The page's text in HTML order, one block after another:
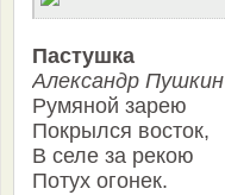
Пастушка
Александр Пушкин
Румяной зарею
Покрылся восток,
В селе за рекою
Потух огонек.